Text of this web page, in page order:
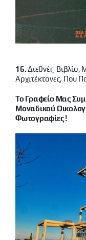
16.Διεθνές Βιβλίο,
Αρχιτέκτονες, Που
Το Γραφείο Μας
Μοναδικού
Φωτογραφίες !